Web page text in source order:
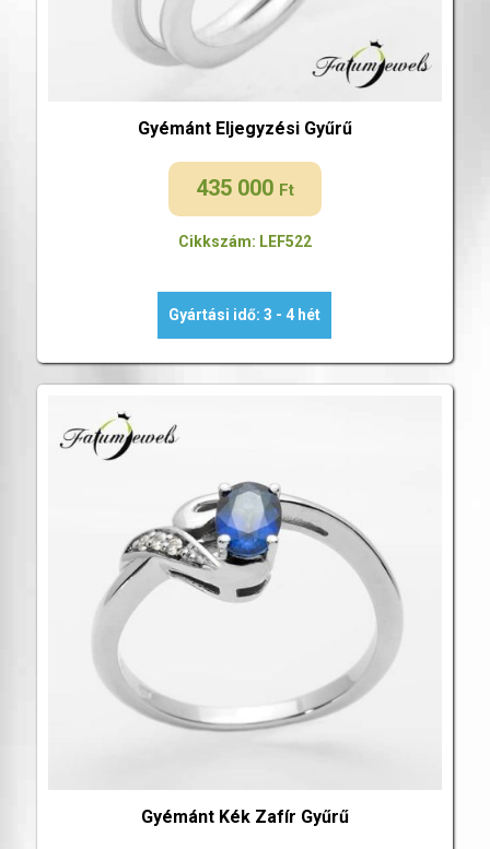
Gyémánt Eljegyzési Gyűrű
435 000 Ft
Cikkszám: LEF522
Gyártási idő: 3 - 4 hét
Gyémánt Kék Zafír Gyűrű